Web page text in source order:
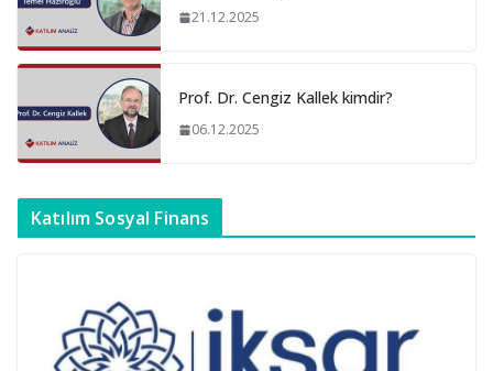
21.12.2025
Prof. Dr. Cengiz Kallek kimdir?
06.12.2025
Katılım Sosyal Finans